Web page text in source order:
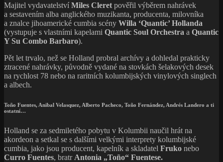
Majitel vydavatelství Miles Cleret pověřil výběrem nahrávek
a sestavením alba anglického muzikanta, producenta, milovníka
a znalce jihoamerické cumbia scény Willa ‘Quantic’ Hollanda
(vystupuje s vlastními kapelami Quantic Soul Orchestra a Quantic
Y Su Combo Barbaro).
Pět let trvalo, než se Holland probral archívy a dohledal prakticky
ztracené nahrávky, původně vydané na stovkách šelakových desek
na rychlost 78 nebo na raritních kolumbijských vinylových singlech
a albech.
Toño Fuentes, Anibal Velasquez, Alberto Pacheco, Toño Fernández, Andrés Landero a ti
ostatní…
Holland se za sedmiletého pobytu v Kolumbii naučil hrát na
akordeon a setkal se s dalšími velkými interprety kolumbijské
cumbia, jako jsou producent, kapelník a skladatel Fruko nebo
Curro Fuentes, bratr Antonia „Toño“ Fuentese.